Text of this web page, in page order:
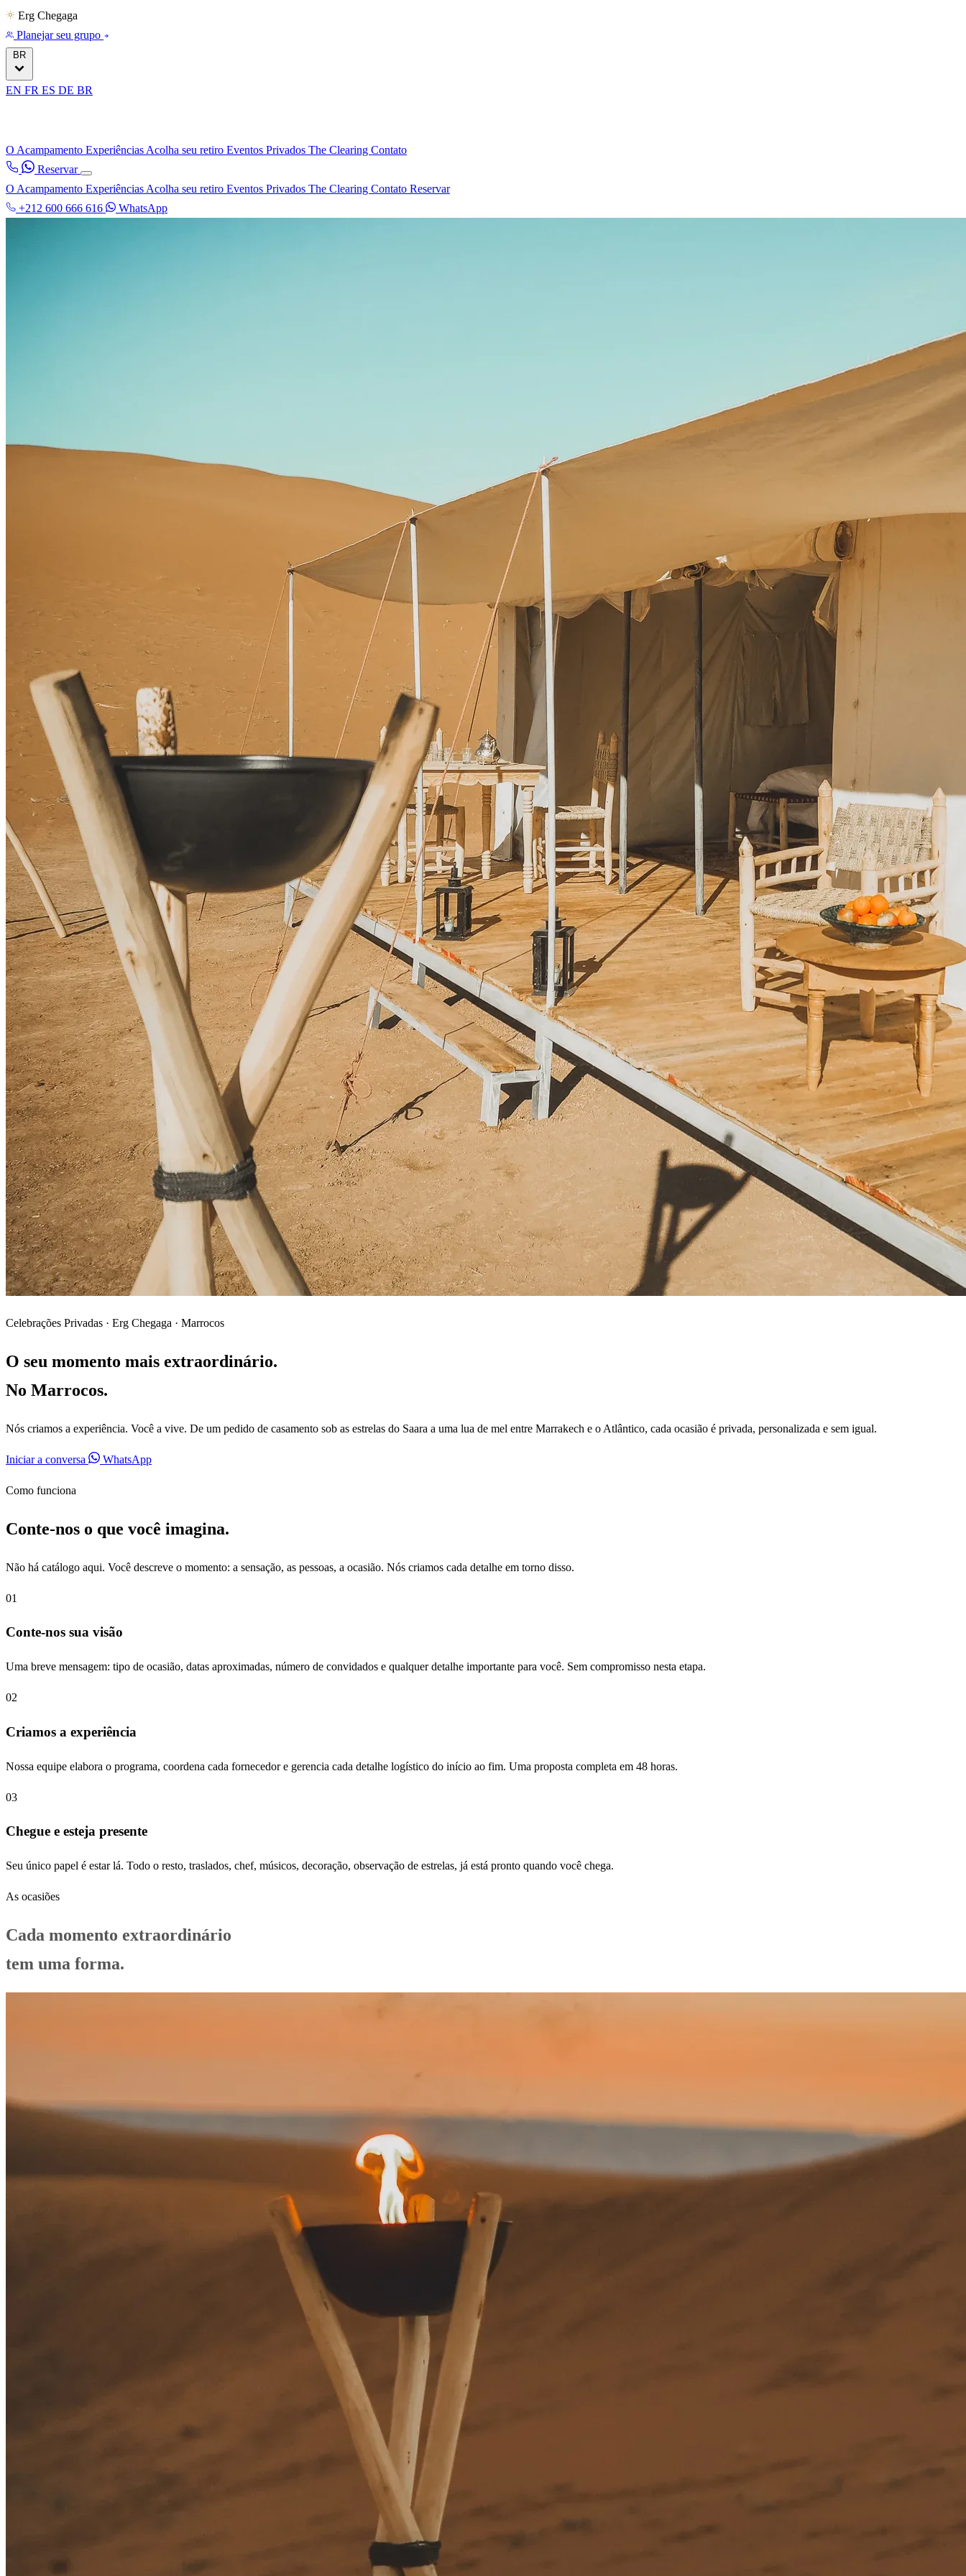
Erg Chegaga
Planejar seu grupo
BR
EN FR ES DE BR
O Acampamento Experiências Acolha seu retiro Eventos Privados The Clearing Contato
Reservar
O Acampamento Experiências Acolha seu retiro Eventos Privados The Clearing Contato Reservar
+212 600 666 616
WhatsApp
Celebrações Privadas · Erg Chegaga · Marrocos
O seu momento mais extraordinário.
No Marrocos.
Nós criamos a experiência. Você a vive. De um pedido de casamento sob as estrelas do Saara a uma lua de mel entre Marrakech e o Atlântico, cada ocasião é privada, personalizada e sem igual.
Iniciar a conversa WhatsApp
Como funciona
Conte-nos o que você imagina.
Não há catálogo aqui. Você descreve o momento: a sensação, as pessoas, a ocasião. Nós criamos cada detalhe em torno disso.
01
Conte-nos sua visão
Uma breve mensagem: tipo de ocasião, datas aproximadas, número de convidados e qualquer detalhe importante para você. Sem compromisso nesta etapa.
02
Criamos a experiência
Nossa equipe elabora o programa, coordena cada fornecedor e gerencia cada detalhe logístico do início ao fim. Uma proposta completa em 48 horas.
03
Chegue e esteja presente
Seu único papel é estar lá. Todo o resto, traslados, chef, músicos, decoração, observação de estrelas, já está pronto quando você chega.
As ocasiões
Cada momento extraordinário
tem uma forma.